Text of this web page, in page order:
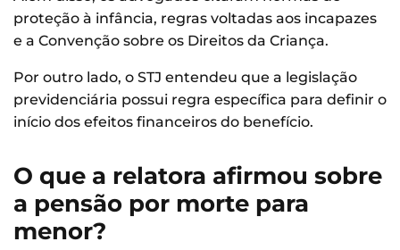
proteção à infância, regras voltadas aos incapazes
e a Convenção sobre os Direitos da Criança.
Por outro lado, o STJ entendeu que a legislação
previdenciária possui regra específica para definir o
início dos efeitos financeiros do benefício.
O que a relatora afirmou sobre
a pensão por morte para
menor?